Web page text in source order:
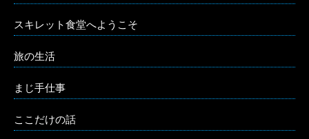
スキレット食堂へようこそ
旅の生活
まじ手仕事
ここだけの話